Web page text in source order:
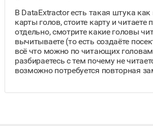
В DataExtractor есть такая штука как
карты голов, стоите карту и читаете
отдельно, смотрите какие головы
вычитываете (то есть создаёте
всё что можно по читающих
разбираетесь с тем почему не
возможно потребуется повторная